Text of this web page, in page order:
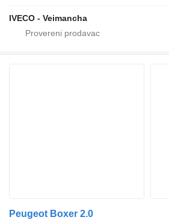
IVECO - Veimancha
Peugeot Boxer 2.0